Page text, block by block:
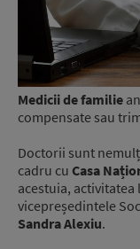
Medicii de familie
compensate sau
Doctorii sunt
cadru cu Casa
acestuia, activitatea
vicepreședintele
Sandra Alexiu.